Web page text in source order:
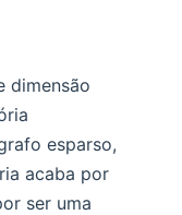
dimensão
esparso,
acaba por
ser uma